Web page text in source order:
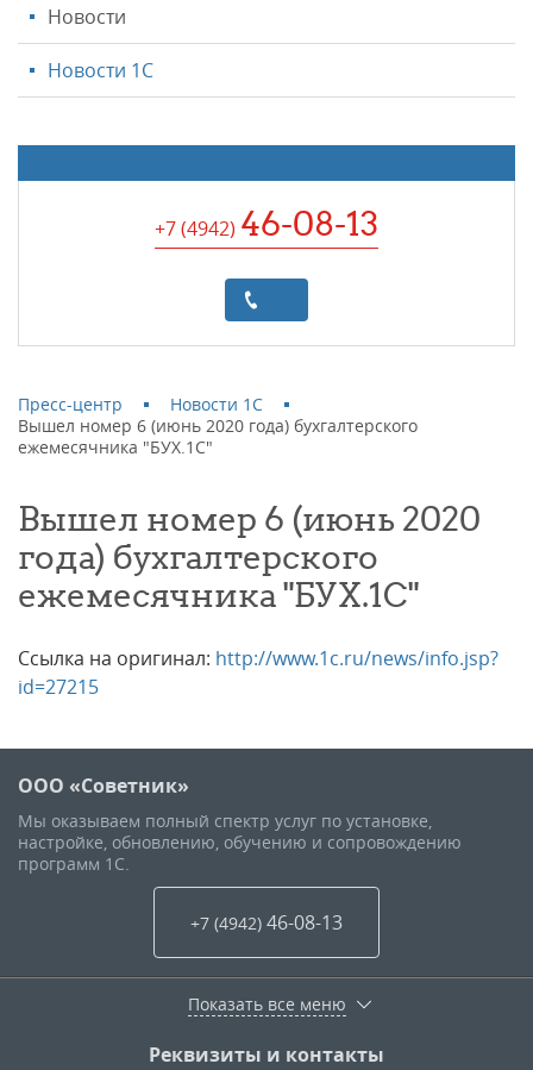
Новости
Новости 1С
+7 (4942) 46-08-13
Пресс-центр
Новости 1С
Вышел номер 6 (июнь 2020 года) бухгалтерского
ежемесячника "БУХ.1С"
Вышел номер 6 (июнь 2020
года) бухгалтерского
ежемесячника "БУХ.1С"
Ссылка на оригинал: http://www.1c.ru/news/info.jsp?
id=27215
ООО «Советник»
Мы оказываем полный спектр услуг по установке,
настройке, обновлению, обучению и сопровождению
программ 1С.
+7 (4942) 46-08-13
Показать все меню
Реквизиты и контакты